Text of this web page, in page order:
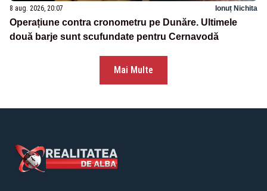
8 aug. 2026, 20:07 Ionuț Nichita
Operațiune contra cronometru pe Dunăre. Ultimele
două barje sunt scufundate pentru Cernavodă
Mai Multe